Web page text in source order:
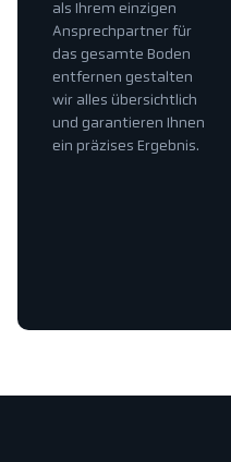
als Ihrem einzigen
Ansprechpartner für
das gesamte Boden
entfernen gestalten
wir alles übersichtlich
und garantieren Ihnen
ein präzises Ergebnis.